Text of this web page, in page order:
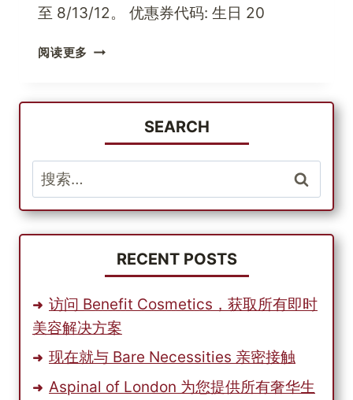
美
至 8/13/12。 优惠券代码: 生日 20
阅读更多 在
物
$99，
最
可
优
惠
SEARCH
搜
索：
RECENT POSTS
访问 Benefit Cosmetics，获取所有即时
美容解决方案
现在就与 Bare Necessities 亲密接触
Aspinal of London 为您提供所有奢华生